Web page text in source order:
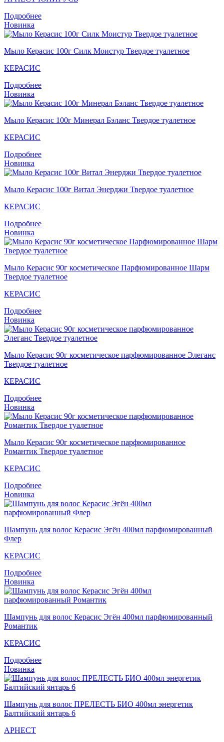
Подробнее
Новинка
Мыло Керасис 100г Силк Моистур Твердое туалетное
КЕРАСИС
Подробнее
Новинка
Мыло Керасис 100г Минерал Бэланс Твердое туалетное
КЕРАСИС
Подробнее
Новинка
Мыло Кераcис 100г Витал Энерджи Твердое туалетное
КЕРАСИС
Подробнее
Новинка
Мыло Кераcис 90г косметическое Парфюмированное Шарм
Твердое туалетное
КЕРАСИС
Подробнее
Новинка
Мыло Кераcис 90г косметическое парфюмированное Элеганс
Твердое туалетное
КЕРАСИС
Подробнее
Новинка
Мыло Кераcис 90г косметическое парфюмированное
Романтик Твердое туалетное
КЕРАСИС
Подробнее
Новинка
Шампунь для волос Кераcис Эгён 400мл парфюмированный
Флер
КЕРАСИС
Подробнее
Новинка
Шампунь для волос Кераcис Эгён 400мл парфюмированный
Романтик
КЕРАСИС
Подробнее
Новинка
Шампунь для волос ПРЕЛЕСТЬ БИО 400мл энергетик
Балтийский янтарь 6
АРНЕСТ